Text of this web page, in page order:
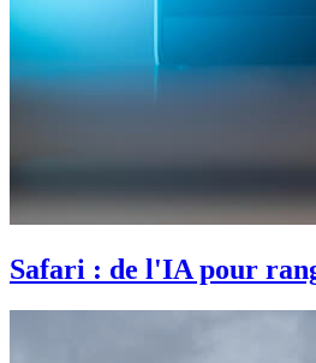
Safari : de l'IA pour